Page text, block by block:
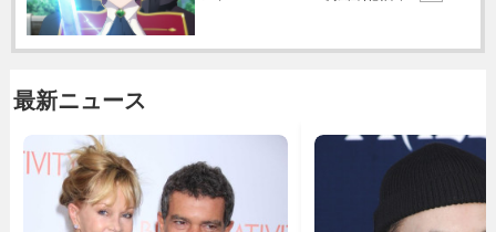
最新ニュース